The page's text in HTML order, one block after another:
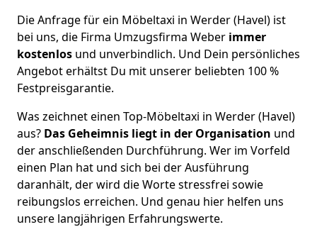
Die Anfrage für ein Möbeltaxi in Werder (Havel) ist
bei uns, die Firma Umzugsfirma Weber immer
kostenlos und unverbindlich. Und Dein persönliches
Angebot erhältst Du mit unserer beliebten 100 %
Festpreisgarantie.
Was zeichnet einen Top-Möbeltaxi in Werder (Havel)
aus? Das Geheimnis liegt in der Organisation und
der anschließenden Durchführung. Wer im Vorfeld
einen Plan hat und sich bei der Ausführung
daranhält, der wird die Worte stressfrei sowie
reibungslos erreichen. Und genau hier helfen uns
unsere langjährigen Erfahrungswerte.